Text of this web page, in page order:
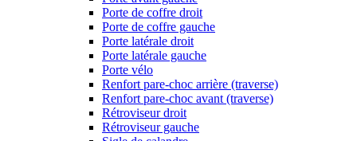
Porte de coffre droit
Porte de coffre gauche
Porte latérale droit
Porte latérale gauche
Porte vélo
Renfort pare-choc arrière (traverse)
Renfort pare-choc avant (traverse)
Rétroviseur droit
Rétroviseur gauche